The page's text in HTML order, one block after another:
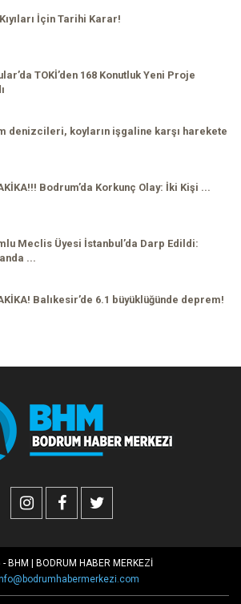
İçin Tarihi Karar!
TOKİ’den 168 Konutluk Yeni Proje
denizcileri, koyların işgaline karşı harekete
Bodrum’da Korkunç Olay: İki Kişi ...
Meclis Üyesi İstanbul’da Darp Edildi:
...
Balıkesir’de 6.1 büyüklüğünde deprem!
BHM | BODRUM HABER MERKEZİ